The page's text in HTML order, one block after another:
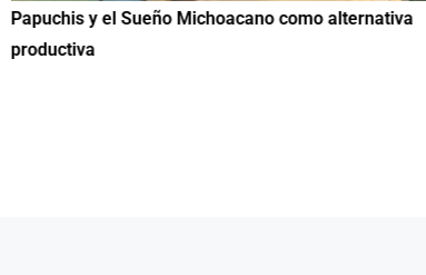
Papuchis y el Sueño Michoacano como alternativa
productiva